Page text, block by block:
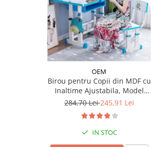
OEM
Birou pentru Copii din MDF cu
Inaltime Ajustabila, Model
Astronaut
284,70 Lei245,91 Lei
IN STOC